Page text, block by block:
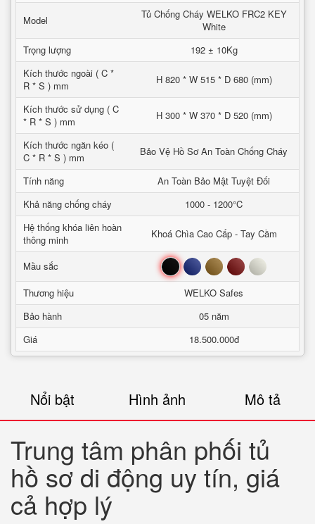
Model
Tủ Chống Cháy WELKO FRC2 KEY
White
Trọng lượng
192 ± 10Kg
Kích thước ngoài ( C *
R * S ) mm
H 820 * W 515 * D 680 (mm)
Kích thước sử dụng ( C
* R * S ) mm
H 300 * W 370 * D 520 (mm)
Kích thước ngăn kéo (
C * R * S ) mm
Bảo Vệ Hồ Sơ An Toàn Chống Cháy
Tính năng
An Toàn Bảo Mật Tuyệt Đối
Khả năng chống cháy
1000 - 1200°C
Hệ thống khóa liên hoàn
thông minh
Khoá Chìa Cao Cấp - Tay Cầm
Mầu sắc Đen Xanh Nâu Đỏ Trắng
Thương hiệu
WELKO Safes
Bảo hành
05 năm
Giá
18.500.000đ
Nổi bật Hình ảnh Mô tả
Trung tâm phân phối tủ
hồ sơ di động uy tín, giá
cả hợp lý